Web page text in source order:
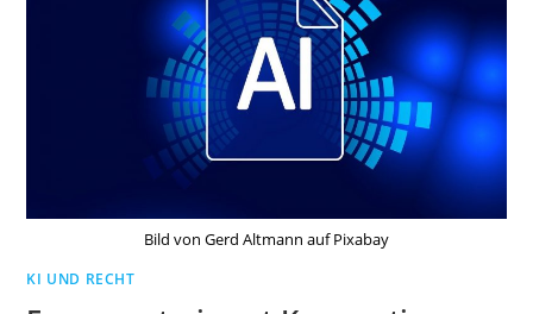
Bild von Gerd Altmann auf Pixabay
KI UND RECHT